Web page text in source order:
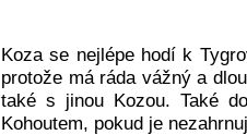
Koza se nejlépe hodí k
protože má ráda vážný a
také s jinou Kozou. Také
Kohoutem, pokud je